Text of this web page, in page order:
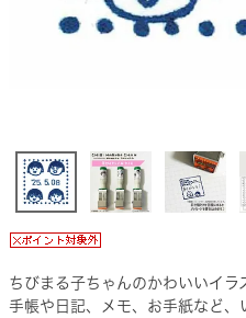
ちびまる子ちゃんのかわいいイラ
手帳や日記、メモ、お手紙など、